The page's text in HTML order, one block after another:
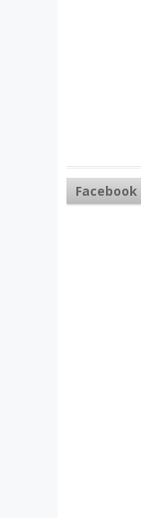
Facebook